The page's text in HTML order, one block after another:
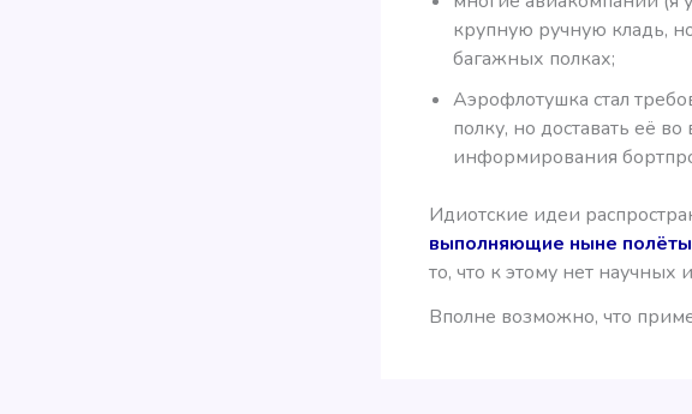
крупную ручную кладь,
багажных полках;
Аэрофлотушка стал
полку, но доставать её
информирования
Идиотские идеи
выполняющие ныне полёты
то, что к этому нет
Вполне возможно, что